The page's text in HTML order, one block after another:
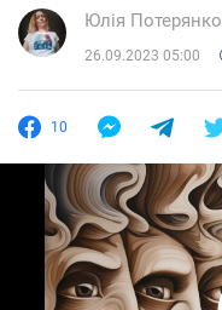
Юлія Потерянко
26.09.2023 05:00
10